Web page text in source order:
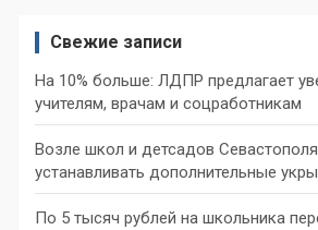
Свежие записи
На 10% больше: ЛДПР предлагает
учителям, врачам и соцработникам
Возле школ и детсадов
устанавливать дополнительные
По 5 тысяч рублей на школьника